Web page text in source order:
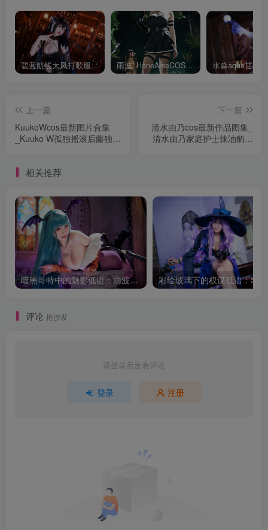
碧蓝航线大凤打歌服有多甜？看看水淼aquaCOS版本就知道 雨波_HaneAmeCOS：演绎尤贝尔的美丽与死亡的微笑
上一篇
KuukoWcos最新图片合集
_Kuuko W孤独摇滚后藤独与
下一篇
清水由乃cos最新作品图集_
清水由乃家庭护士抹油豹纹
相关推荐
暗黑哥特中的魅影低语：雨波_HaneAme莫莉卡的幻想叙事
评论 抢沙发
请登录后发表评论
登录 注册